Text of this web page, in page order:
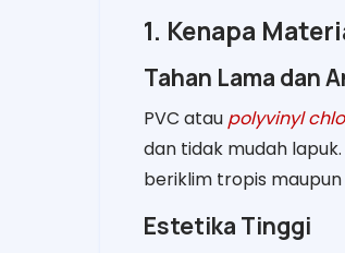
1. Kenapa
Tahan Lama dan
PVC atau polyvinyl
dan tidak mudah
beriklim tropis
Estetika Tinggi